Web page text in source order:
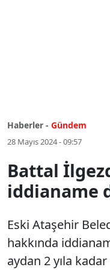
Haberler - Gündem
28 Mayıs 2024 - 09:57
Battal
iddianame
Eski Ataşehir
hakkında
aydan 2 yıla